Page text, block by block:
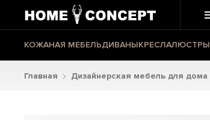
КОЖАНАЯ МЕБЕЛЬДИВАНЫКРЕСЛАЛЮСТРЫ
Главная Дизайнерская мебель для дома